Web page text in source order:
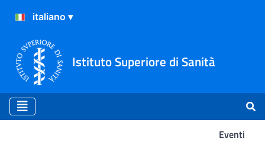
Istituto Superiore di Sanità
Eventi